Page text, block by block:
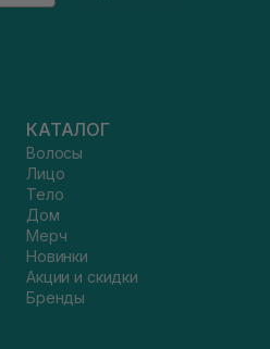
КАТАЛОГ
Волосы
Лицо
Тело
Дом
Мерч
Новинки
Акции и скидки
Бренды